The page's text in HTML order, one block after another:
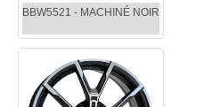
BBW5521 - MACHINÉ NOIR